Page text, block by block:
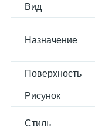
Вид
Назначение
Поверхность
Рисунок
Стиль